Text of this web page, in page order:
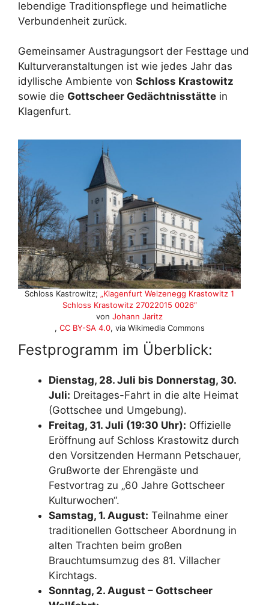
lebendige Traditionspflege und heimatliche
Verbundenheit zurück.
Gemeinsamer Austragungsort der Festtage und
Kulturveranstaltungen ist wie jedes Jahr das
idyllische Ambiente von Schloss Krastowitz
sowie die Gottscheer Gedächtnisstätte in
Klagenfurt.
Schloss Kastrowitz; „Klagenfurt Welzenegg Krastowitz 1
Schloss Krastowitz 27022015 0026“
von Johann Jaritz
, CC BY-SA 4.0, via Wikimedia Commons
Festprogramm im Überblick:
Dienstag, 28. Juli bis Donnerstag, 30.
Juli: Dreitages-Fahrt in die alte Heimat
(Gottschee und Umgebung).
Freitag, 31. Juli (19:30 Uhr): Offizielle
Eröffnung auf Schloss Krastowitz durch
den Vorsitzenden Hermann Petschauer,
Grußworte der Ehrengäste und
Festvortrag zu „60 Jahre Gottscheer
Kulturwochen“.
Samstag, 1. August: Teilnahme einer
traditionellen Gottscheer Abordnung in
alten Trachten beim großen
Brauchtumsumzug des 81. Villacher
Kirchtags.
Sonntag, 2. August – Gottscheer